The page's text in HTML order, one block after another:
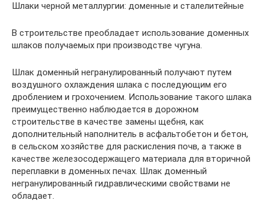
Шлаки черной металлургии: доменные и сталелитейные
В строительстве преобладает использование доменных
шлаков получаемых при производстве чугуна.
Шлак доменный негранулированный получают путем
воздушного охлаждения шлака с последующим его
дроблением и грохочением. Использование такого шлака
преимущественно наблюдается в дорожном
строительстве в качестве замены щебня, как
дополнительный наполнитель в асфальтобетон и бетон,
в сельском хозяйстве для раскисления почв, а также в
качестве железосодержащего материала для вторичной
переплавки в доменных печах. Шлак доменный
негранулированный гидравлическими свойствами не
обладает.